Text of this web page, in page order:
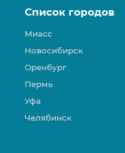
Список городов
Миасс
Новосибирск
Оренбург
Пермь
Уфа
Челябинск